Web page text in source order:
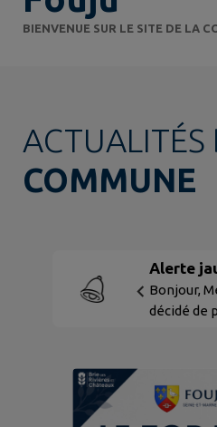
BIENVENUE SUR LE SITE DE LA
ACTUALITÉS
COMMUNE
Alerte
Bonjour,
décidé de
et son